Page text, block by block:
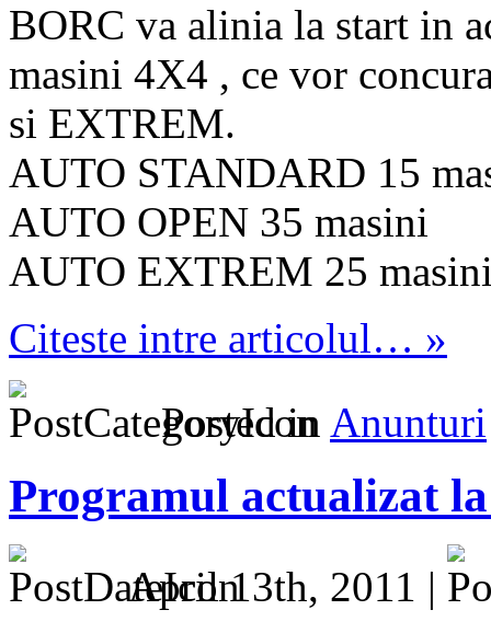
BORC va alinia la start in
masini 4X4 , ce vor
si EXTREM.
AUTO STANDARD 15
AUTO OPEN 35 masini
AUTO EXTREM 25
Citeste intre articolul… »
Posted in Anunturi
Programul actualizat la
April 13th, 2011 |